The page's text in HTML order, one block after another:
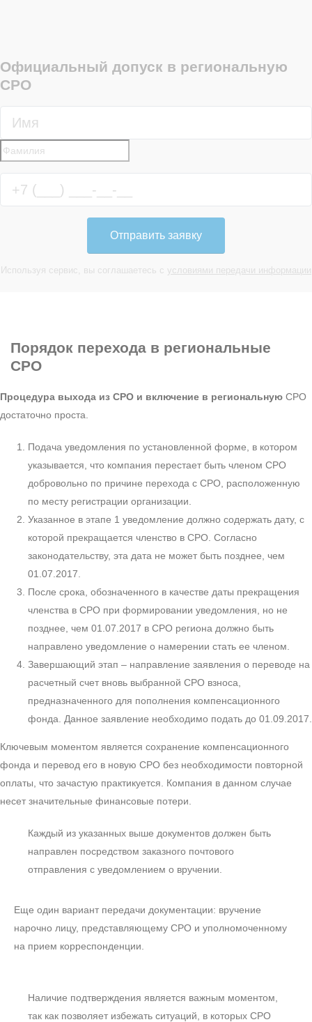
Официальный допуск в региональную
СРО
Отправить заявку
Используя сервис, вы соглашаетесь с условиями передачи информации
Порядок перехода в региональные
СРО
Процедура выхода из СРО и включение в региональную СРО
достаточно проста.
Подача уведомления по установленной форме, в котором
указывается, что компания перестает быть членом СРО
добровольно по причине перехода с СРО, расположенную
по месту регистрации организации.
Указанное в этапе 1 уведомление должно содержать дату, с
которой прекращается членство в СРО. Согласно
законодательству, эта дата не может быть позднее, чем
01.07.2017.
После срока, обозначенного в качестве даты прекращения
членства в СРО при формировании уведомления, но не
позднее, чем 01.07.2017 в СРО региона должно быть
направлено уведомление о намерении стать ее членом.
Завершающий этап – направление заявления о переводе на
расчетный счет вновь выбранной СРО взноса,
предназначенного для пополнения компенсационного
фонда. Данное заявление необходимо подать до 01.09.2017.
Ключевым моментом является сохранение компенсационного
фонда и перевод его в новую СРО без необходимости повторной
оплаты, что зачастую практикуется. Компания в данном случае
несет значительные финансовые потери.
Каждый из указанных выше документов должен быть
направлен посредством заказного почтового
отправления с уведомлением о вручении.
Еще один вариант передачи документации: вручение
нарочно лицу, представляющему СРО и уполномоченному
на прием корреспонденции.
Наличие подтверждения является важным моментом,
так как позволяет избежать ситуаций, в которых СРО